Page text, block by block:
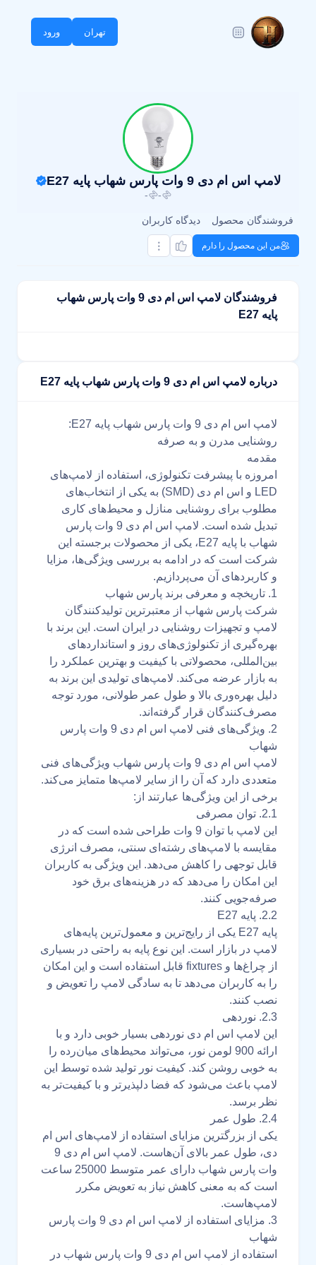
تهران ورود
لامپ اس ام دی 9 وات پارس شهاب پایه E27
-
-
فروشندگان محصول دیدگاه کاربران
من این محصول را دارم
فروشندگان لامپ اس ام دی 9 وات پارس شهاب
پایه E27
درباره لامپ اس ام دی 9 وات پارس شهاب پایه E27
لامپ اس ام دی 9 وات پارس شهاب پایه E27:
روشنایی مدرن و به صرفه
مقدمه
امروزه با پیشرفت تکنولوژی، استفاده از لامپ‌های
LED و اس ام دی (SMD) به یکی از انتخاب‌های
مطلوب برای روشنایی منازل و محیط‌های کاری
تبدیل شده است. لامپ اس ام دی 9 وات پارس
شهاب با پایه E27، یکی از محصولات برجسته این
شرکت است که در ادامه به بررسی ویژگی‌ها، مزایا
و کاربردهای آن می‌پردازیم.
1. تاریخچه و معرفی برند پارس شهاب
شرکت پارس شهاب از معتبرترین تولیدکنندگان
لامپ و تجهیزات روشنایی در ایران است. این برند با
بهره‌گیری از تکنولوژی‌های روز و استانداردهای
بین‌المللی، محصولاتی با کیفیت و بهترین عملکرد را
به بازار عرضه می‌کند. لامپ‌های تولیدی این برند به
دلیل بهره‌وری بالا و طول عمر طولانی، مورد توجه
مصرف‌کنندگان قرار گرفته‌اند.
2. ویژگی‌های فنی لامپ اس ام دی 9 وات پارس
شهاب
لامپ اس ام دی 9 وات پارس شهاب ویژگی‌های فنی
متعددی دارد که آن را از سایر لامپ‌ها متمایز می‌کند.
برخی از این ویژگی‌ها عبارتند از:
2.1. توان مصرفی
این لامپ با توان 9 وات طراحی شده است که در
مقایسه با لامپ‌های رشته‌ای سنتی، مصرف انرژی
قابل توجهی را کاهش می‌دهد. این ویژگی به کاربران
این امکان را می‌دهد که در هزینه‌های برق خود
صرفه‌جویی کنند.
2.2. پایه E27
پایه E27 یکی از رایج‌ترین و معمول‌ترین پایه‌های
لامپ در بازار است. این نوع پایه به راحتی در بسیاری
از چراغ‌ها و fixtures قابل استفاده است و این امکان
را به کاربران می‌دهد تا به سادگی لامپ را تعویض و
نصب کنند.
2.3. نوردهی
این لامپ اس ام دی نوردهی بسیار خوبی دارد و با
ارائه 900 لومن نور، می‌تواند محیط‌های میان‌رده را
به خوبی روشن کند. کیفیت نور تولید شده توسط این
لامپ باعث می‌شود که فضا دلپذیرتر و با کیفیت‌تر به
نظر برسد.
2.4. طول عمر
یکی از بزرگترین مزایای استفاده از لامپ‌های اس ام
دی، طول عمر بالای آن‌هاست. لامپ اس ام دی 9
وات پارس شهاب دارای عمر متوسط 25000 ساعت
است که به معنی کاهش نیاز به تعویض مکرر
لامپ‌هاست.
3. مزایای استفاده از لامپ اس ام دی 9 وات پارس
شهاب
استفاده از لامپ اس ام دی 9 وات پارس شهاب در